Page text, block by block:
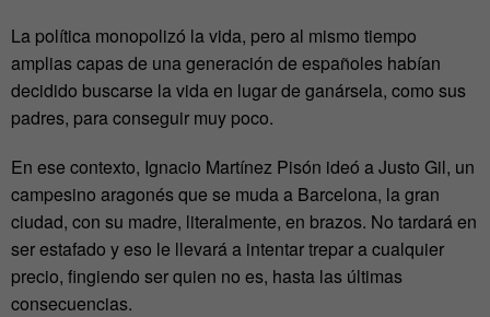
La política monopolizó la vida, pero al mismo tiempo
amplias capas de una generación de españoles habían
decidido buscarse la vida en lugar de ganársela, como sus
padres, para conseguir muy poco.
En ese contexto, Ignacio Martínez Pisón ideó a Justo Gil, un
campesino aragonés que se muda a Barcelona, la gran
ciudad, con su madre, literalmente, en brazos. No tardará en
ser estafado y eso le llevará a intentar trepar a cualquier
precio, fingiendo ser quien no es, hasta las últimas
consecuencias.